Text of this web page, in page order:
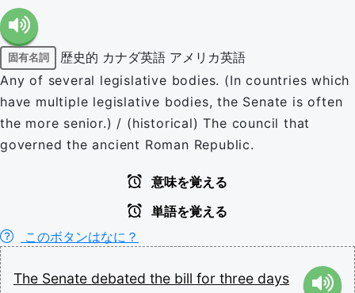
固有名詞 歴史的 カナダ英語 アメリカ英語
Any of several legislative bodies. (In countries which
have multiple legislative bodies, the Senate is often
the more senior.) / (historical) The council that
governed the ancient Roman Republic.
意味を覚える
単語を覚える
このボタンはなに？
The Senate debated the bill for three days